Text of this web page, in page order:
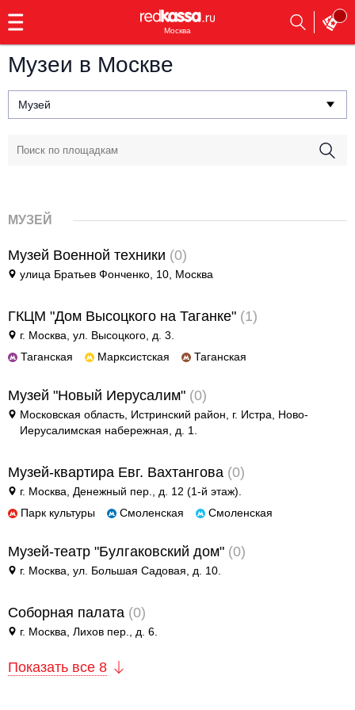
Москва
Выбрать другой город
23:00
обратный
звонок
Rap, hip-hop, RnB
Концерты на теплоходе
Поп и эстрада
Альтернатива
Круиз Фест
Open-air на ВДНХ
Джаз и блюз
Все события
Опера
Комедия
Мюзикл, оперетта
Драма
Музыкальный спектакль
Все события
Другое для детей
Детский концерт
Детский спектакль
Детское шоу
Детский мюзикл
Музеи в Москве
Музей
МУЗЕЙ
Музей Военной техники (0)
улица Братьев Фонченко, 10, Москва
ГКЦМ "Дом Высоцкого на Таганке" (1)
г. Москва, ул. Высоцкого, д. 3.
Таганская
Марксистская Таганская
Музей "Новый Иерусалим" (0)
Московская область, Истринский район, г. Истра, Ново-
Иерусалимская набережная, д. 1.
Музей-квартира Евг. Вахтангова (0)
г. Москва, Денежный пер., д. 12 (1-й этаж).
Парк культуры
Смоленская Смоленская
Музей-театр "Булгаковский дом" (0)
г. Москва, ул. Большая Садовая, д. 10.
Соборная палата (0)
г. Москва, Лихов пер., д. 6.
Показать все 8